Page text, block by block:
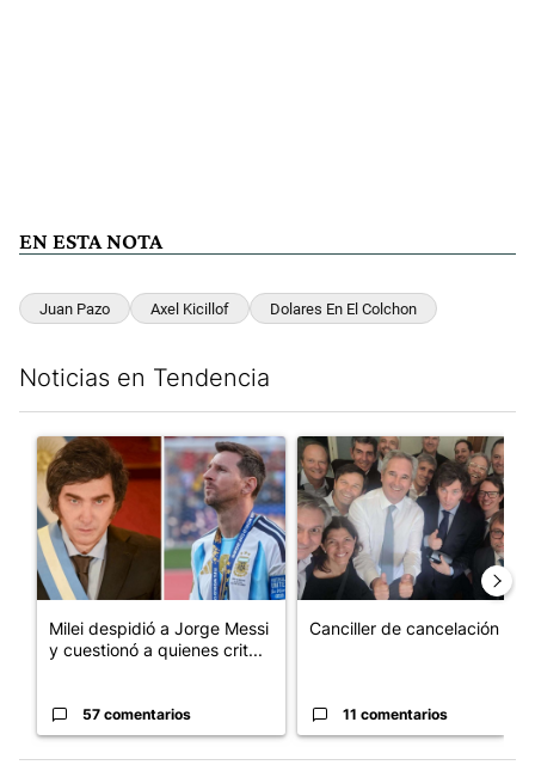
EN ESTA NOTA
Juan Pazo Axel Kicillof Dolares En El Colchon
Noticias en Tendencia
Un artículo de tendencia con el título "Milei despidió a Jorge
Milei despidió a Jorge Messi
y cuestionó a quienes crit...
57 comentarios
Un artículo de tendencia con
Canciller de cancelación
11 comentarios